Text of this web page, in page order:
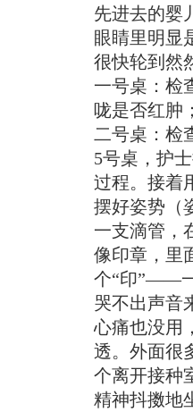
先进去的婴
眼睛里明显
很快轮到然
一号桌：检
咙是否红肿；
二号桌：检
5号桌，护
过程。接着
摆好姿势（
一支滴管，
像印章，里
个“印”——
哭不出声音
心痛也没用
透。外面很
个离开接种
精神抖擞地